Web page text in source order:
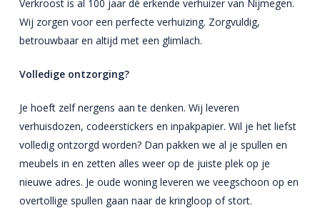
Verkroost is al 100 jaar dé erkende verhuizer van Nijmegen.
Wij zorgen voor een perfecte verhuizing. Zorgvuldig,
betrouwbaar en altijd met een glimlach.
Volledige ontzorging?
Je hoeft zelf nergens aan te denken. Wij leveren
verhuisdozen, codeerstickers en inpakpapier. Wil je het liefst
volledig ontzorgd worden? Dan pakken we al je spullen en
meubels in en zetten alles weer op de juiste plek op je
nieuwe adres. Je oude woning leveren we veegschoon op en
overtollige spullen gaan naar de kringloop of stort.